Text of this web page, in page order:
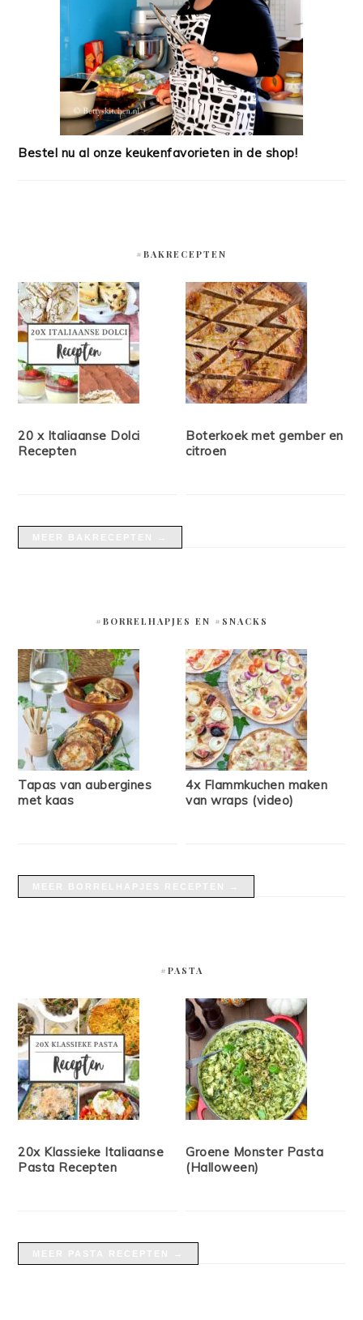
Bestel nu al onze keukenfavorieten in de shop!
#BAKRECEPTEN
20 x Italiaanse Dolci
Recepten
Boterkoek met gember en
citroen
#BORRELHAPJES EN #SNACKS
Tapas van aubergines
met kaas
4x Flammkuchen maken
van wraps (video)
#PASTA
20x Klassieke Italiaanse
Pasta Recepten
Groene Monster Pasta
(Halloween)